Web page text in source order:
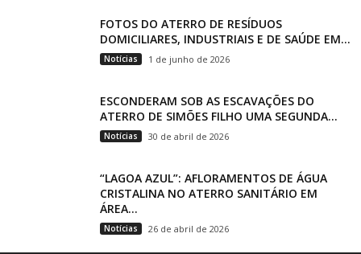
FOTOS DO ATERRO DE RESÍDUOS
DOMICILIARES, INDUSTRIAIS E DE SAÚDE EM...
Notícias 1 de junho de 2026
ESCONDERAM SOB AS ESCAVAÇÕES DO
ATERRO DE SIMÕES FILHO UMA SEGUNDA...
Notícias 30 de abril de 2026
“LAGOA AZUL”: AFLORAMENTOS DE ÁGUA
CRISTALINA NO ATERRO SANITÁRIO EM
ÁREA...
Notícias 26 de abril de 2026